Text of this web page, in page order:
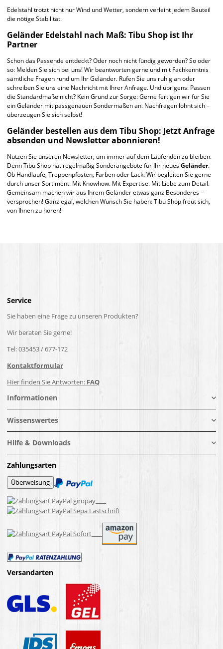
Edelstahl trotzt nicht nur Wind und Wetter, sondern verleiht jedem Bauteil
die nötige Stabilität.
Geländer Edelstahl nach Maß: Tibu Shop ist Ihr
Partner
Schon das Passende entdeckt? Oder noch nicht fündig geworden? So oder
so: Melden Sie sich bei uns! Wir beantworten gerne und mit Fachkenntnis
sämtliche Fragen rund um Ihr Geländer. Rufen Sie uns ruhig an oder
schreiben Sie uns eine Nachricht mit Ihrer Anfrage. Und übrigens: Passen
die Standardmaße nicht? Kein Grund zur Sorge: Gerne fertigen wir für Sie
ein Geländer mit passgenauen Sondermaßen an. Nachfragen lohnt sich –
überzeugen Sie sich selbst!
Geländer bestellen aus dem Tibu Shop: Jetzt Anfrage
absenden und Newsletter abonnieren!
Nutzen Sie unseren Newsletter, um immer auf dem Laufenden zu bleiben.
Denn Tibu Shop hat regelmäßig Sonderangebote für Ihr neuesGeländer.
Ob Handläufe, Treppenpfosten, Farben oder Lack: Wir begleiten Sie gerne
durch unser Sortiment. Mit Knowhow. Mit Expertise. Mit Liebe zum Detail.
Gemeinsam machen wir aus Ihrem Geländer etwas ganz Besonderes –
versprochen! Ganz egal, welchen Wunsch Sie haben: Tibu Shop freut sich,
von Ihnen zu hören!
Service
Sie haben eine Frage zu unseren Produkten?
Wir beraten Sie gerne!
Tel: 035453 / 677-172
Kontaktformular
Hier finden Sie Antworten: FAQ
Informationen
Wissenswertes
Hilfe & Downloads
Zahlungsarten
Versandarten